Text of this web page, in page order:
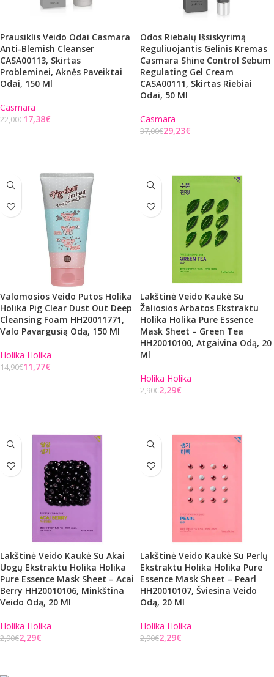
Prausiklis Veido Odai Casmara
Anti-Blemish Cleanser
CASA00113, Skirtas
Probleminei, Aknės Paveiktai
Odai, 150 Ml
Casmara
22,00€17,38€
Odos Riebalų Išsiskyrimą
Reguliuojantis Gelinis Kremas
Casmara Shine Control Sebum
Regulating Gel Cream
CASA00111, Skirtas Riebiai
Odai, 50 Ml
Casmara
37,00€29,23€
Valomosios Veido Putos Holika
Holika Pig Clear Dust Out Deep
Cleansing Foam HH20011771,
Valo Pavargusią Odą, 150 Ml
Holika Holika
14,90€11,77€
Lakštinė Veido Kaukė Su
Žaliosios Arbatos Ekstraktu
Holika Holika Pure Essence
Mask Sheet – Green Tea
HH20010100, Atgaivina Odą, 20
Ml
Holika Holika
2,90€2,29€
Lakštinė Veido Kaukė Su Akai
Uogų Ekstraktu Holika Holika
Pure Essence Mask Sheet – Acai
Berry HH20010106, Minkština
Veido Odą, 20 Ml
Holika Holika
2,90€2,29€
Lakštinė Veido Kaukė Su Perlų
Ekstraktu Holika Holika Pure
Essence Mask Sheet – Pearl
HH20010107, Šviesina Veido
Odą, 20 Ml
Holika Holika
2,90€2,29€